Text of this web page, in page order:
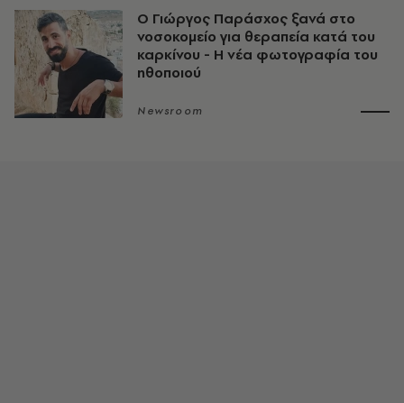
O Γιώργος Παράσχος ξανά στο
νοσοκομείο για θεραπεία κατά του
καρκίνου - Η νέα φωτογραφία του
ηθοποιού
Newsroom